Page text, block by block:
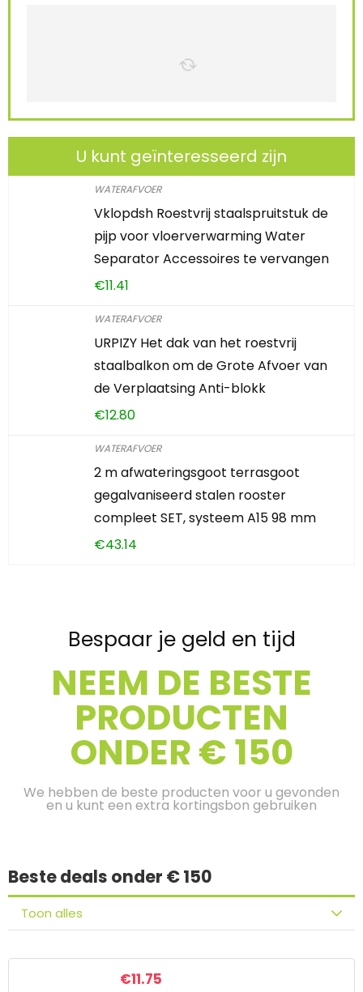
U kunt geïnteresseerd zijn
WATERAFVOER
Vklopdsh Roestvrij staalspruitstuk de
pijp voor vloerverwarming Water
Separator Accessoires te vervangen
€11.41
WATERAFVOER
URPIZY Het dak van het roestvrij
staalbalkon om de Grote Afvoer van
de Verplaatsing Anti-blokk
€12.80
WATERAFVOER
2 m afwateringsgoot terrasgoot
gegalvaniseerd stalen rooster
compleet SET, systeem A15 98 mm
€43.14
Bespaar je geld en tijd
NEEM DE BESTE
PRODUCTEN
ONDER € 150
We hebben de beste producten voor u gevonden
en u kunt een extra kortingsbon gebruiken
Beste deals onder € 150
Toon alles
€11.75